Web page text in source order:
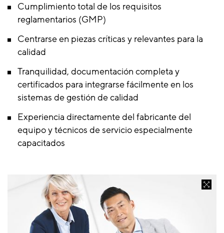
Cumplimiento total de los requisitos
reglamentarios (GMP)
Centrarse en piezas críticas y relevantes para la
calidad
Tranquilidad, documentación completa y
certificados para integrarse fácilmente en los
sistemas de gestión de calidad
Experiencia directamente del fabricante del
equipo y técnicos de servicio especialmente
capacitados